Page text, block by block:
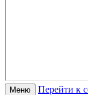
Меню Перейти к